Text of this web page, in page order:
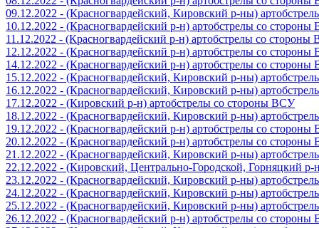
09.12.2022 - (Красногвардейский, Кировский р-ны)
10.12.2022 - (Красногвардейский р-н) артобстрелы со
11.12.2022 - (Красногвардейский р-н) артобстрелы со стороны
12.12.2022 - (Красногвардейский р-н) артобстрелы со
14.12.2022 - (Красногвардейский р-н) артобстрелы со
15.12.2022 - (Красногвардейский, Кировский р-ны)
16.12.2022 - (Красногвардейский, Кировский р-ны)
17.12.2022 - (Кировский р-н) артобстрелы со стороны ВСУ
18.12.2022 - (Красногвардейский, Кировский р-ны)
19.12.2022 - (Красногвардейский р-н) артобстрелы со
20.12.2022 - (Красногвардейский р-н) артобстрелы со
21.12.2022 - (Красногвардейский, Кировский р-ны)
22.12.2022 - (Кировский, Центрально-Городской, Горняцкий
23.12.2022 - (Красногвардейский, Кировский р-ны)
24.12.2022 - (Красногвардейский, Кировский р-ны)
25.12.2022 - (Красногвардейский, Кировский р-ны)
26.12.2022 - (Красногвардейский р-н) артобстрелы со